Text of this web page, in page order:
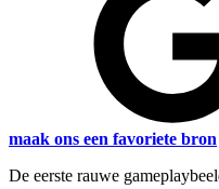
maak ons een favoriete bron
De eerste rauwe